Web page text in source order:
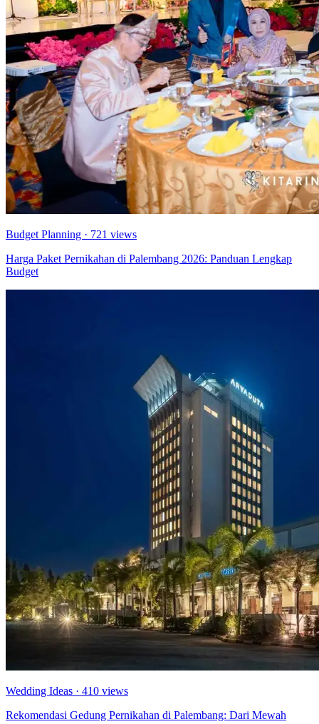
Budget Planning · 721 views
Harga Paket Pernikahan di Palembang 2026: Panduan Lengkap
Budget
Wedding Ideas · 410 views
Rekomendasi Gedung Pernikahan di Palembang: Dari Mewah